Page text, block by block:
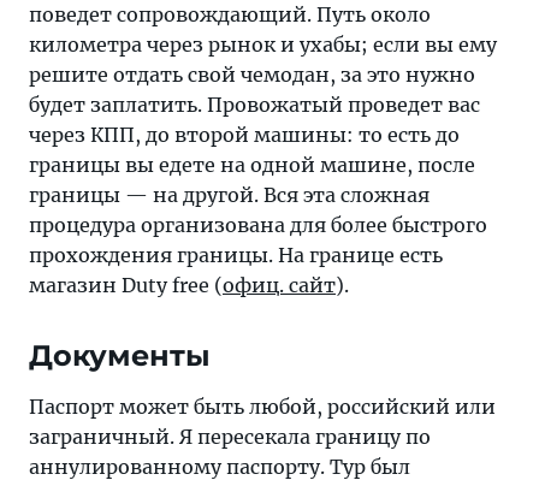
поведет сопровождающий. Путь около
километра через рынок и ухабы; если вы ему
решите отдать свой чемодан, за это нужно
будет заплатить. Провожатый проведет вас
через КПП, до второй машины: то есть до
границы вы едете на одной машине, после
границы — на другой. Вся эта сложная
процедура организована для более быстрого
прохождения границы. На границе есть
магазин Duty free (офиц. сайт).
Документы
Паспорт может быть любой, российский или
заграничный. Я пересекала границу по
аннулированному паспорту. Тур был